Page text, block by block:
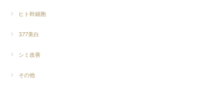
ヒト幹細胞
377美白
シミ改善
その他